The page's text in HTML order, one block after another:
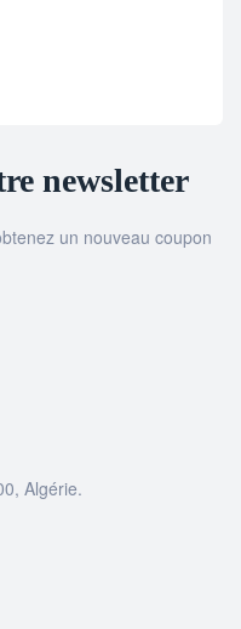
newsletter
un nouveau coupon
Algérie.